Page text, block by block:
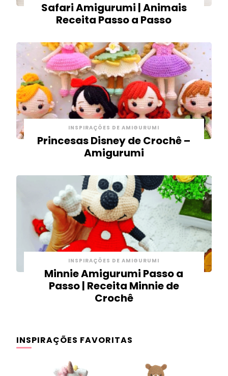
Safari Amigurumi | Animais
Receita Passo a Passo
INSPIRAÇÕES DE AMIGURUMI
Princesas Disney de Crochê –
Amigurumi
INSPIRAÇÕES DE AMIGURUMI
Minnie Amigurumi Passo a
Passo | Receita Minnie de
Crochê
INSPIRAÇÕES FAVORITAS